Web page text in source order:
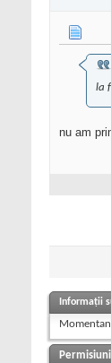
la
nu am
Informații